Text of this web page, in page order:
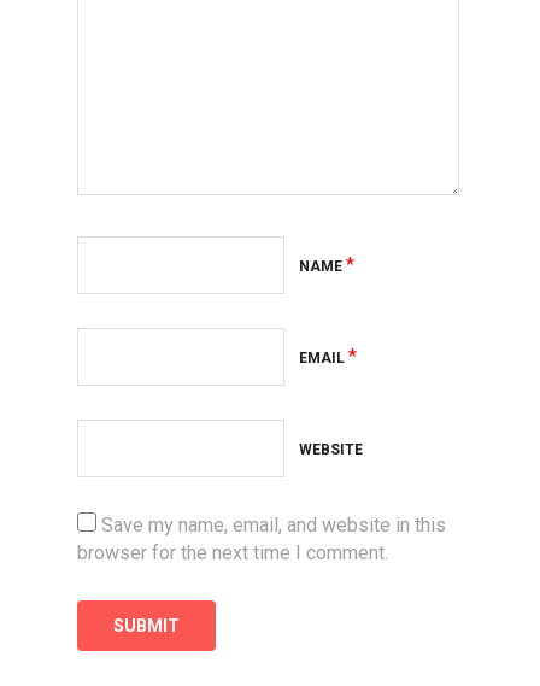
NAME *
EMAIL *
WEBSITE
Save my name, email, and website in this
browser for the next time I comment.